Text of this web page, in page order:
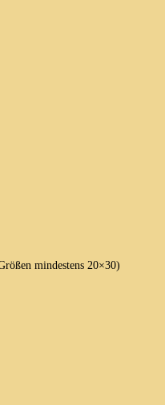
mindestens 20×30)